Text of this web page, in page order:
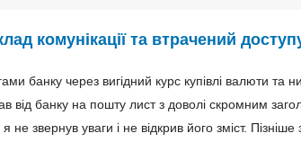
комунікації та втрачений
банку через вигідний курс купівлі валюти та
від банку на пошту лист з доволі скромним
не звернув уваги і не відкрив його зміст.